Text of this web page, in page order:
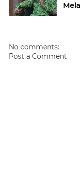
No comments:
Post a Comment